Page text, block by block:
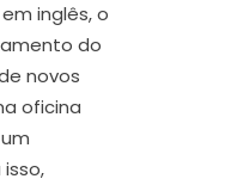
inglês, o
do
novos
oficina